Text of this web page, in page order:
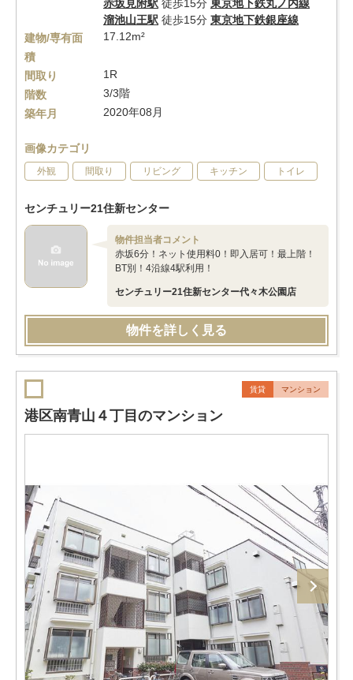
赤坂見附駅 徒歩15分 東京地下鉄丸ノ内線
溜池山王駅 徒歩15分 東京地下鉄銀座線
建物/専有面
積
17.12m²
間取り
1R
階数
3/3階
築年月
2020年08月
画像カテゴリ
外観 間取り リビング キッチン トイレ
センチュリー21住新センター
物件担当者コメント
赤坂6分！ネット使用料0！即入居可！最上階！
BT別！4沿線4駅利用！
センチュリー21住新センター代々木公園店
物件を詳しく見る
賃貸 マンション
港区南青山４丁目のマンション